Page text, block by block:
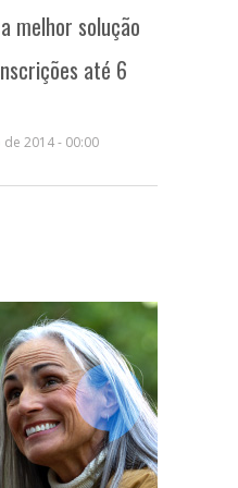
melhor solução
até 6
2014 - 00:00